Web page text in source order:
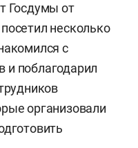
Госдумы от
посетил несколько
с
поблагодарил
организовали